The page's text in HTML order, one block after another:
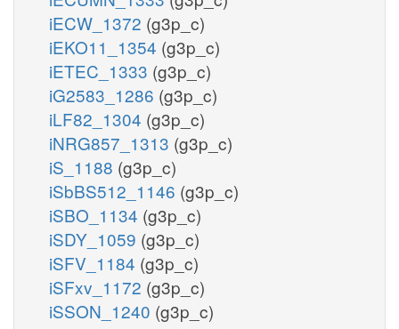
iECW_1372 (g3p_c)
iEKO11_1354 (g3p_c)
iETEC_1333 (g3p_c)
iG2583_1286 (g3p_c)
iLF82_1304 (g3p_c)
iNRG857_1313 (g3p_c)
iS_1188 (g3p_c)
iSbBS512_1146 (g3p_c)
iSBO_1134 (g3p_c)
iSDY_1059 (g3p_c)
iSFV_1184 (g3p_c)
iSFxv_1172 (g3p_c)
iSSON_1240 (g3p_c)